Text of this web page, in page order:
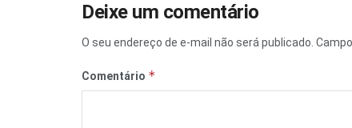
Deixe um comentário
O seu endereço de e-mail não será publicado.
Comentário *